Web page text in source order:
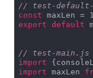
// test-
const maxLen =
export default
// test-main.js
import
import maxLen